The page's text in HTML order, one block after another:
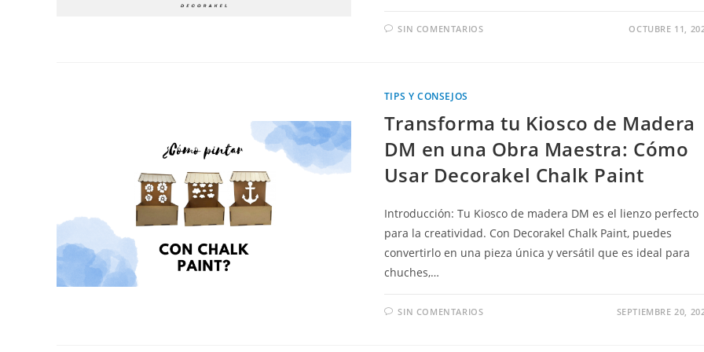
SIN COMENTARIOS OCTUBRE 11,
TIPS Y CONSEJOS
Transforma tu Kiosco de Madera
DM en una Obra Maestra: Cómo
Usar Decorakel Chalk Paint
Introducción: Tu Kiosco de madera DM es el lienzo perfecto
para la creatividad. Con Decorakel Chalk Paint, puedes
convertirlo en una pieza única y versátil que es ideal para
chuches,…
SIN COMENTARIOS SEPTIEMBRE 20,